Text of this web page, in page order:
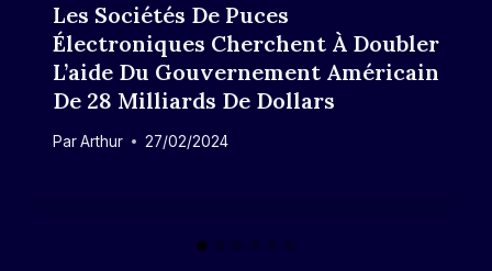
Les Sociétés De Puces
Électroniques Cherchent À Doubler
L’aide Du Gouvernement Américain
De 28 Milliards De Dollars
ParArthur 27/02/2024